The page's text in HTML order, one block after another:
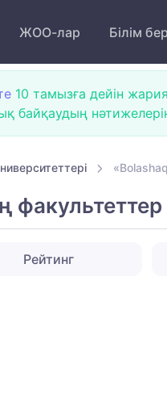
ЖОО-лар Білім
10 тамызға дейін
байқаудың
Рейтинг